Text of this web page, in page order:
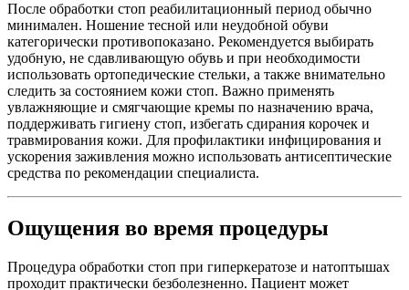
После обработки стоп реабилитационный период обычно
минимален. Ношение тесной или неудобной обуви
категорически противопоказано. Рекомендуется выбирать
удобную, не сдавливающую обувь и при необходимости
использовать ортопедические стельки, а также внимательно
следить за состоянием кожи стоп. Важно применять
увлажняющие и смягчающие кремы по назначению врача,
поддерживать гигиену стоп, избегать сдирания корочек и
травмирования кожи. Для профилактики инфицирования и
ускорения заживления можно использовать антисептические
средства по рекомендации специалиста.
Ощущения во время процедуры
Процедура обработки стоп при гиперкератозе и натоптышах
проходит практически безболезненно. Пациент может